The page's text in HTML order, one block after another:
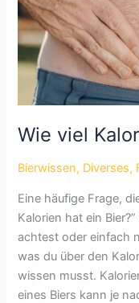
Wie viel
Bierwissen, Diverses,
Eine häufige Frage,
Kalorien hat ein
achtest oder einfach
was du über den
wissen musst.
eines Biers kann je